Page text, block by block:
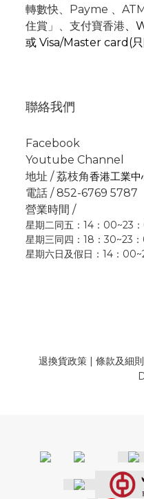
轉數快、Payme 、
住賞」 、支付寶香港、
或 Visa/Master card(只
聯絡我們
Facebook
Youtube Channel
地址 / 荔枝角香港工業
電話 / 852-6769 5787
營業時間 /
星期二同五：14：00~23
星期三同四：18：30~23
星期六日及假日：14：
退換貨政策| 條款及細則